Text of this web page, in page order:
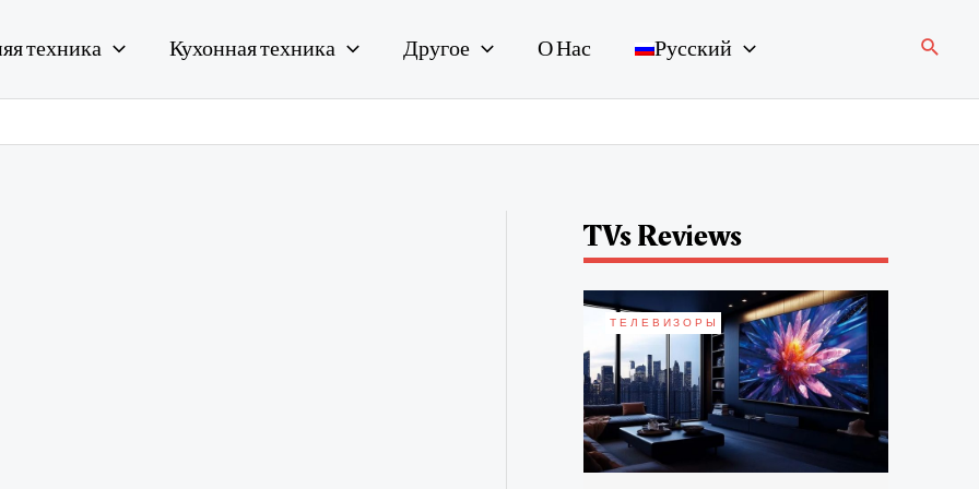
техника Кухонная техника Другое О Нас Русский Поиск
TVs Reviews
ТЕЛЕВИЗОРЫ